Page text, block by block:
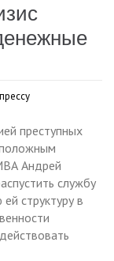
преступных
Андрей
службу
структуру в